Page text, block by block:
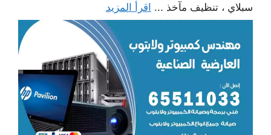
سبلاي ، تنظيف مآخذ ... اقرأ المزيد